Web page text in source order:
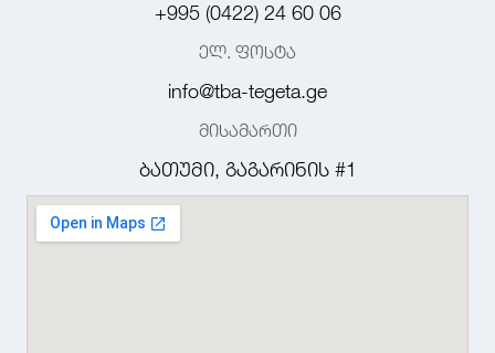
+995 (0422) 24 60 06
ელ. ფოსტა
info@tba-tegeta.ge
მისამართი
ბათუმი, გაგარინის #1